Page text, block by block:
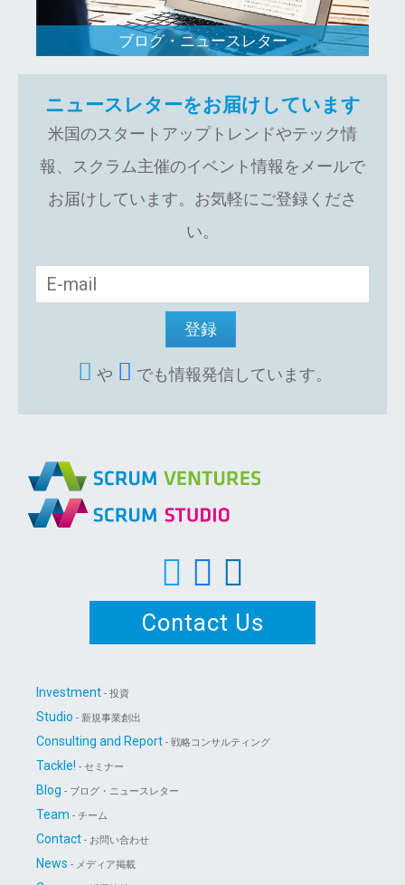
ブログ・ニュースレター
ニュースレターをお届けしています
米国のスタートアップトレンドやテック情
報、スクラム主催のイベント情報をメールで
お届けしています。お気軽にご登録くださ
い。
や でも情報発信しています。
Contact Us
Investment - 投資
Studio - 新規事業創出
Consulting and Report - 戦略コンサルティング
Tackle! - セミナー
Blog - ブログ・ニュースレター
Team - チーム
Contact - お問い合わせ
News - メディア掲載